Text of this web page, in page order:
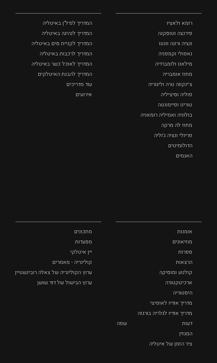
רומא ולאציו
פירנצה וטוסקנה ‏
ונציה ורונה וונטו
נאפולי‏ וקמפניה
מילאנו ולומברדיה
מחוז אומבריה
צ'ינקווה טרה וליגוריה
פוליה וסיציליה ‏
טורינו ופיימונטה
בולוניה ואמיליה רומאניה
מחוז לה מרקה
פריולי ונציה ג'וליה
הדולומיטים
האגמים
המדריך לנדל"ן באיטליה
המדריך לנהיגה באיטליה
המדריך לקניית סים באיטליה
המדריך לרכבות באיטליה
המדריך לאוכל כשר באיטליה
המדריך להבנת האיטלקים
עוד מדריכים
אירועים
אומנות
מוזיאונים
ספרות
הרצאות
קולנוע ומוסיקה
ארכיטקטורה
היסטוריה
מדריך אודיו לאופיצי
מדריך אודיו לגלריה בורגזה
דעות
שפה
המגזין
ציר הזמן של איטליה
מתכונים
מסעדות
יין איטלקי
קולינריה - מאמרים
ערוץ הקולינריה של צאלה רובינשטיין
ערוץ הבישול של דוד שושן